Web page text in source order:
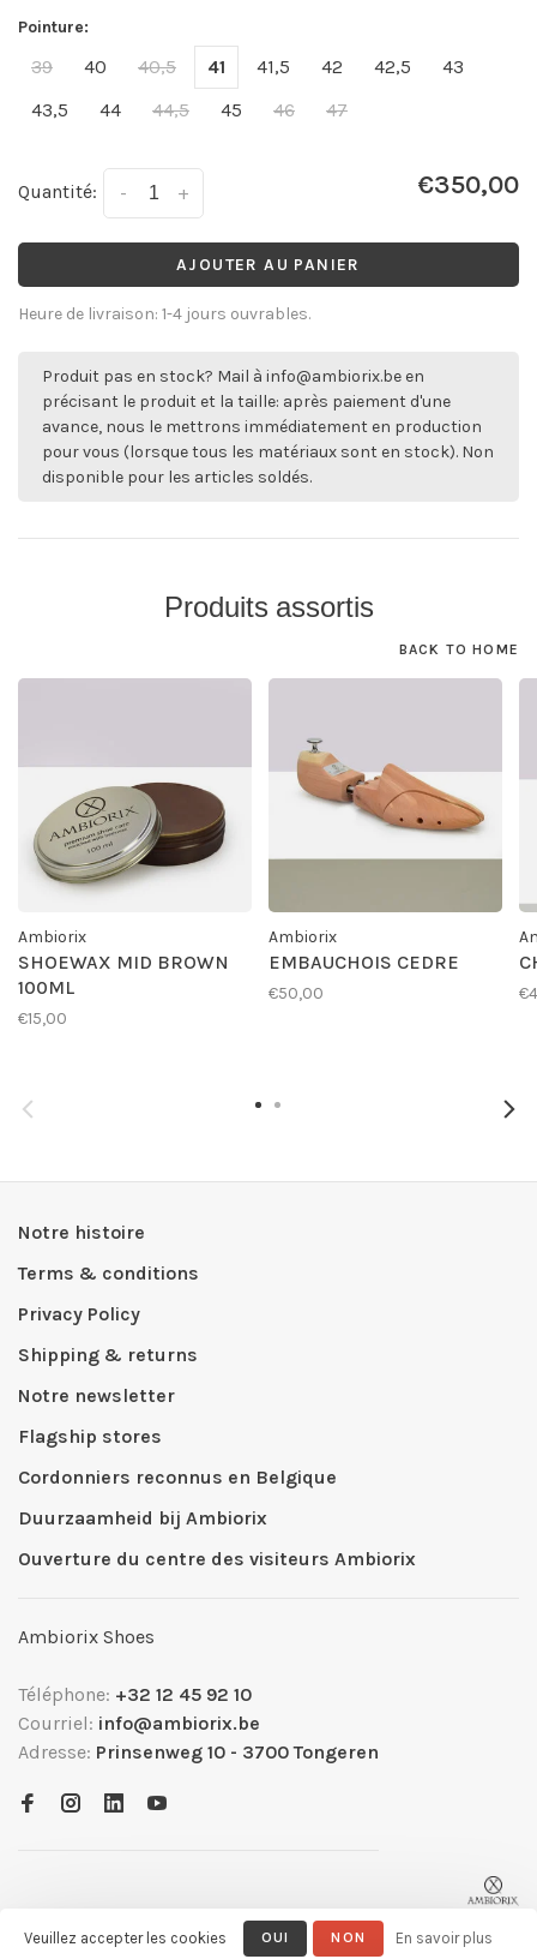
Pointure:
39 40 40,5 41 41,5 42 42,5
43
43,5
44 44,5 45 46 47
Quantité: +
- €350,00
AJOUTER AU PANIER
Heure de livraison: 1-4 jours ouvrables.
Produit pas en stock? Mail à info@ambiorix.be en
précisant le produit et la taille: après paiement d'une
avance, nous le mettrons immédiatement en production
pour vous (lorsque tous les matériaux sont en stock). Non
disponible pour les articles soldés.
Produits assortis
BACK TO HOME
Ambiorix
SHOEWAX MID BROWN
100ML
€15,00
Ambiorix
EMBAUCHOIS CEDRE
€50,00
Notre histoire
Terms & conditions
Privacy Policy
Shipping & returns
Notre newsletter
Flagship stores
Cordonniers reconnus en Belgique
Duurzaamheid bij Ambiorix
Ouverture du centre des visiteurs Ambiorix
Ambiorix Shoes
Téléphone: +32 12 45 92 10
Courriel: info@ambiorix.be
Adresse: Prinsenweg 10 - 3700 Tongeren
Veuillez accepter les cookies OUI NON En savoir plus